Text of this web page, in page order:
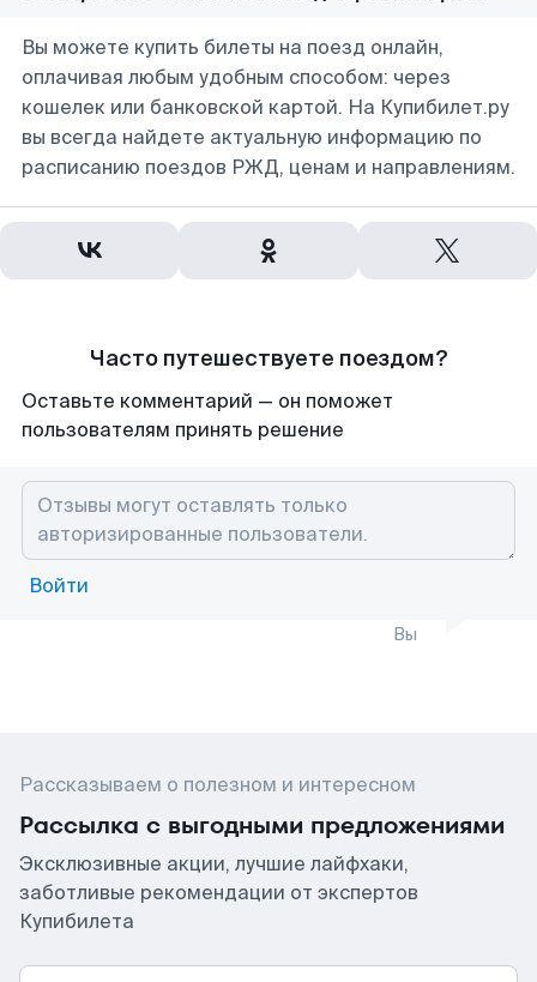
Вы можете купить билеты на поезд онлайн,
оплачивая любым удобным способом: через
кошелек или банковской картой. На Купибилет.ру
вы всегда найдете актуальную информацию по
расписанию поездов РЖД, ценам и направлениям.
Часто путешествуете поездом?
Оставьте комментарий — он поможет
пользователям принять решение
Войти
Вы
Рассказываем о полезном и интересном
Рассылка с выгодными предложениями
Эксклюзивные акции, лучшие лайфхаки,
заботливые рекомендации от экспертов
Купибилета